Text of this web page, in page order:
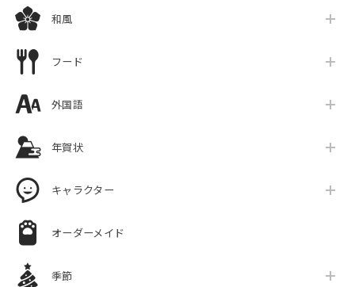
和風
フード
外国語
年賀状
キャラクター
オーダーメイド
季節